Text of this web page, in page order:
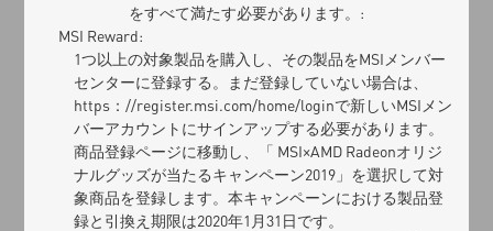
をすべて満たす必要があります。:
MSI Reward:
1つ以上の対象製品を購入し、その製品をMSIメンバー
センターに登録する。まだ登録していない場合は、
https：//register.msi.com/home/loginで新しいMSIメン
バーアカウントにサインアップする必要があります。
商品登録ページに移動し、「 MSI×AMD Radeonオリジ
ナルグッズが当たるキャンペーン2019」を選択して対
象商品を登録します。本キャンペーンにおける製品登
録と引換え期限は2020年1月31日です。